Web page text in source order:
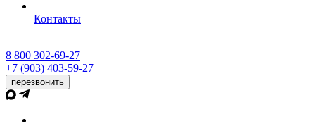
Контакты
8 800 302-69-27
+7 (903) 403-59-27
перезвонить